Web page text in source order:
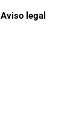
Aviso legal